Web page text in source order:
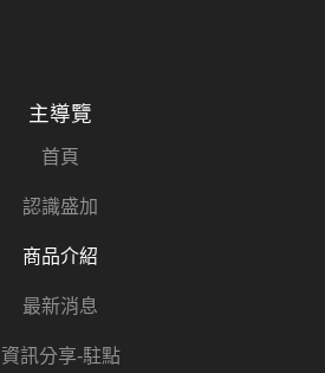
主導覽
首頁
認識盛加
商品介紹
最新消息
資訊分享-駐點